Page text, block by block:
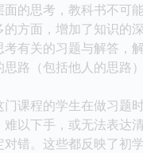
面的思考，教科书不可
方面，增加了知识的
考有关的习题与解答，
思路（包括他人的思路
程的学生在做习题时
难以下手，或无法表达
对错。这些都反映了初